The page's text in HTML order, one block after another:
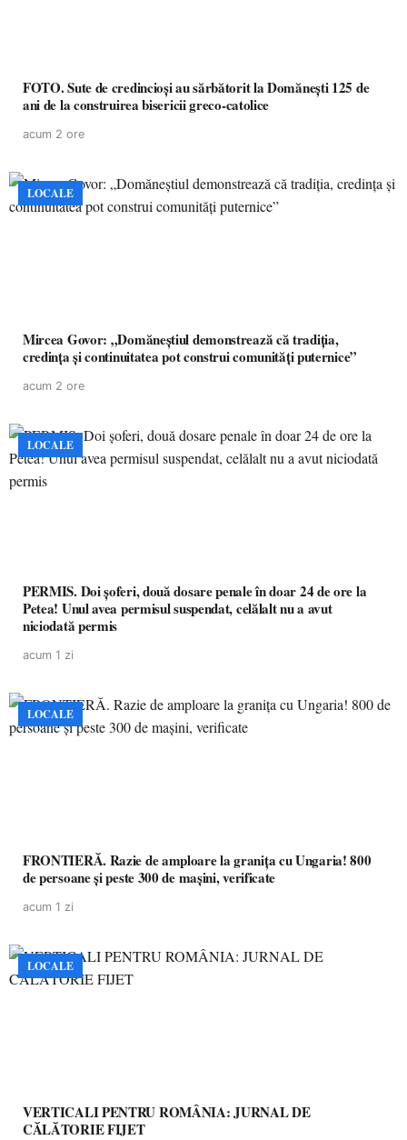
FOTO. Sute de credincioși au sărbătorit la Domănești 125 de
ani de la construirea bisericii greco-catolice
acum 2 ore
LOCALE
Mircea Govor: „Domăneștiul demonstrează că tradiția,
credința și continuitatea pot construi comunități puternice”
acum 2 ore
LOCALE
PERMIS. Doi șoferi, două dosare penale în doar 24 de ore la
Petea! Unul avea permisul suspendat, celălalt nu a avut
niciodată permis
acum 1 zi
LOCALE
FRONTIERĂ. Razie de amploare la granița cu Ungaria! 800
de persoane și peste 300 de mașini, verificate
acum 1 zi
LOCALE
VERTICALI PENTRU ROMÂNIA: JURNAL DE
CĂLĂTORIE FIJET